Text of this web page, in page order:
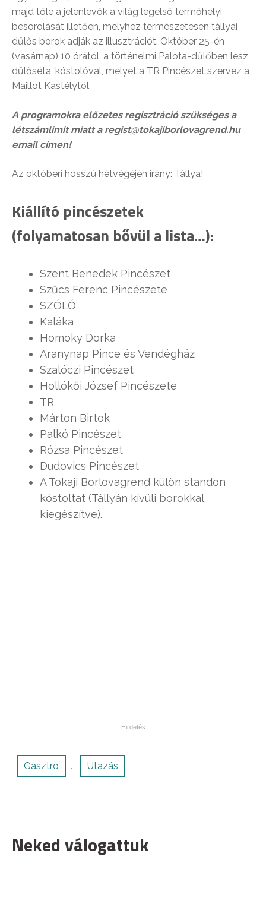
majd tőle a jelenlevők a világ legelső termőhelyi
besorolását illetően, melyhez természetesen tállyai
dűlős borok adják az illusztrációt. Október 25-én
(vasárnap) 10 órától, a történelmi Palota-dűlőben lesz
dűlőséta, kóstolóval, melyet a TR Pincészet szervez a
Maillot Kastélytól.
A programokra előzetes regisztráció szükséges a
létszámlimit miatt a regist@tokajiborlovagrend.hu
email címen!
Az októberi hosszú hétvégéjén irány: Tállya!
Kiállító pincészetek
(folyamatosan bővül a lista…):
Szent Benedek Pincészet
Szűcs Ferenc Pincészete
SZÓLÓ
Kaláka
Homoky Dorka
Aranynap Pince és Vendégház
Szalóczi Pincészet
Hollókői József Pincészete
TR
Márton Birtok
Palkó Pincészet
Rózsa Pincészet
Dudovics Pincészet
A Tokaji Borlovagrend külön standon
kóstoltat (Tállyán kívüli borokkal
kiegészítve).
Gasztro , Utazás
Neked válogattuk